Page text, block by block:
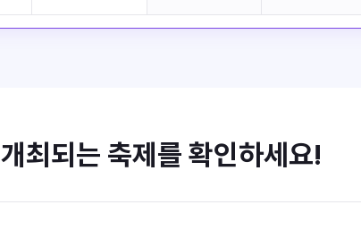
개최되는 축제를 확인하세요!